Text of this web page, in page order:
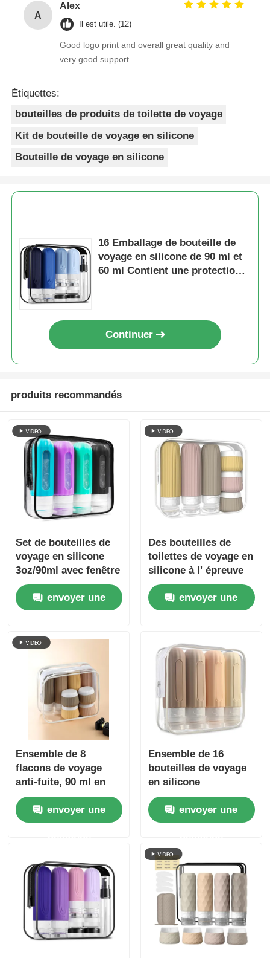
A
Alex
Il est utile. (12)
Good logo print and overall great quality and
very good support
Étiquettes:
bouteilles de produits de toilette de voyage
Kit de bouteille de voyage en silicone
Bouteille de voyage en silicone
16 Emballage de bouteille de
voyage en silicone de 90 ml et
60 ml Contient une protection
Continuer
produits recommandés
Set de bouteilles de
voyage en silicone
3oz/90ml avec fenêtre
transparente
envoyer une
Des bouteilles de
toilettes de voyage en
silicone à l' épreuve
des fuites, portatives,
homologuées par la
TSA et sans BPA.
envoyer une
Ensemble de 8
flacons de voyage
anti-fuite, 90 ml en
silicone + 30 ml en
siliconeenvoyer une
Ensemble de 16
bouteilles de voyage
en silicone
approuvées par la
TSA, étanches, à
large ouverture, avec
rechargeables
envoyer une